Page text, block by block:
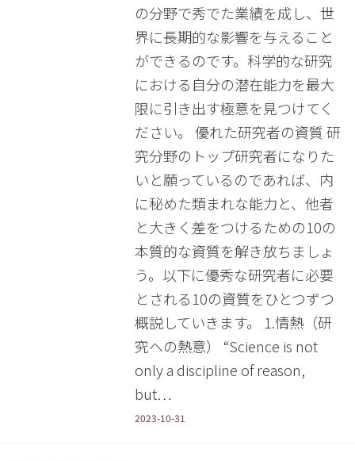
の分野で秀でた業績を成し、世
界に長期的な影響を与えること
ができるのです。科学的な研究
における自分の潜在能力を最大
限に引き出す極意を見つけてく
ださい。 優れた研究者の資質 研
究分野のトップ研究者になりた
いと願っているのであれば、内
に秘めた類まれな能力と、他者
と大きく差をつけるための10の
本質的な資質を解き放ちましょ
う。以下に優秀な研究者に必要
とされる10の資質をひとつずつ
概説していきます。 1.情熱（研
究への熱意） “Science is not
only a discipline of reason,
but…
2023-10-31